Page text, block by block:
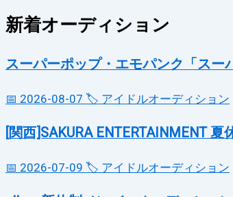
新着オーディション
スーパーポップ・エモパンク「スー
📅 2026-08-07 🏷️ アイドルオーディション
[関西]SAKURA ENTERTAINMENT
📅 2026-07-09 🏷️ アイドルオーディション